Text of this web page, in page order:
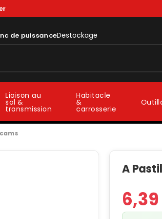
de puissanceDestockage
Liaison au
sol &
transmission
Habitacle
&
carrosserie
A